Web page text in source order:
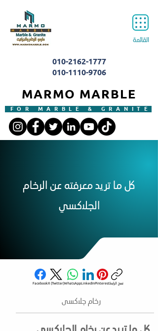
القائمة
MARMO MARBLE
FOR MARBLE & GRANITE
010-2162-1777
010-1110-9706
كل ما تريد معرفته عن الرخام
الجلاكسي
FacebookX (Twitter)WhatsAppLinkedInPinterestنسخ الرابط
رخام جلاكسى